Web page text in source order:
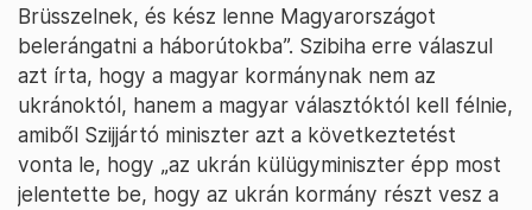
Brüsszelnek, és kész lenne Magyarországot
belerángatni a háborútokba”. Szibiha erre válaszul
azt írta, hogy a magyar kormánynak nem az
ukránoktól, hanem a magyar választóktól kell félnie,
amiből Szijjártó miniszter azt a következtetést
vonta le, hogy „az ukrán külügyminiszter épp most
jelentette be, hogy az ukrán kormány részt vesz a